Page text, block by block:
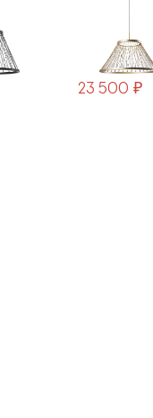
23 500 ₽